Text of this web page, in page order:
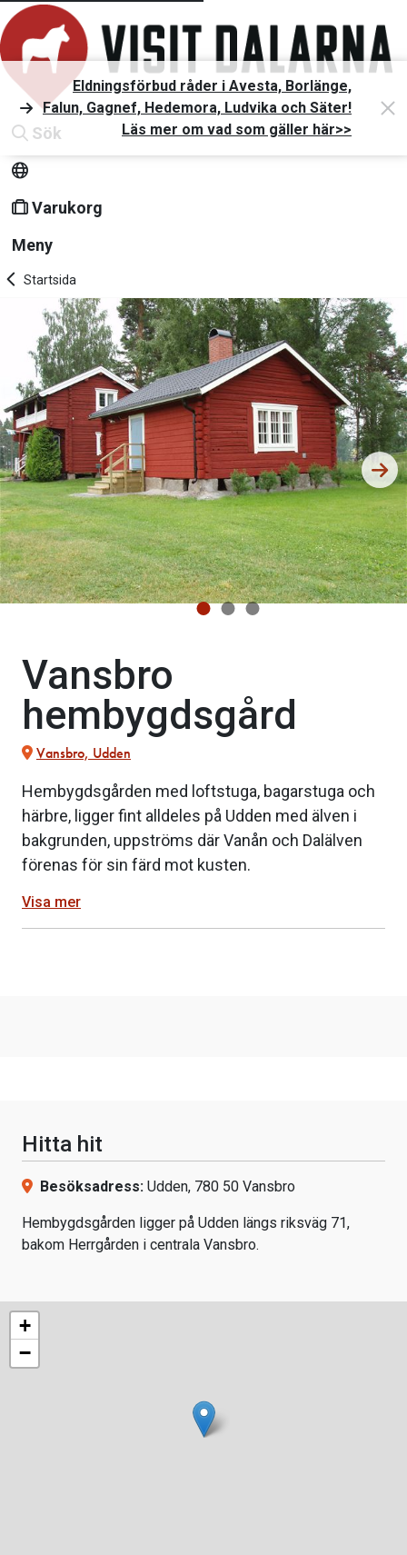
Sök
Varukorg
Meny
Eldningsförbud råder i Avesta, Borlänge,
Falun, Gagnef, Hedemora, Ludvika och Säter!
Läs mer om vad som gäller här>>
Startsida
Vansbro
hembygdsgård
Vansbro, Udden
Hembygdsgården med loftstuga, bagarstuga och
härbre, ligger fint alldeles på Udden med älven i
bakgrunden, uppströms där Vanån och Dalälven
förenas för sin färd mot kusten.
Visa mer
Hitta hit
Besöksadress: Udden, 780 50 Vansbro
Hembygdsgården ligger på Udden längs riksväg 71,
bakom Herrgården i centrala Vansbro.
+
−